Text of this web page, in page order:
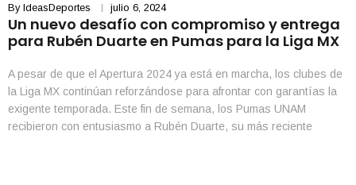
By IdeasDeportes julio 6, 2024
Un nuevo desafío con compromiso y entrega
para Rubén Duarte en Pumas para la Liga MX
A pesar de que el Apertura 2024 ya está en marcha, los clubes de
la Liga MX continúan reforzándose para afrontar con garantías la
exigente temporada. Este fin de semana, los Pumas UNAM
recibieron con entusiasmo a Rubén Duarte, su más reciente